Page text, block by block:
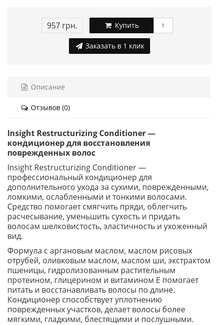
957 грн. Купить
Заказать в 1 клик
Описание
Отзывов (0)
Insight Restructurizing Conditioner —
кондиционер для восстановления
поврежденных волос
Insight Restructurizing Conditioner —
профессиональный кондиционер для
дополнительного ухода за сухими, поврежденными,
ломкими, ослабленными и тонкими волосами.
Средство помогает смягчить пряди, облегчить
расчесывание, уменьшить сухость и придать
волосам шелковистость, эластичность и ухоженный
вид.
Формула с аргановым маслом, маслом рисовых
отрубей, оливковым маслом, маслом ши, экстрактом
пшеницы, гидролизованным растительным
протеином, глицерином и витамином E помогает
питать и восстанавливать волосы по длине.
Кондиционер способствует уплотнению
поврежденных участков, делает волосы более
мягкими, гладкими, блестящими и послушными.